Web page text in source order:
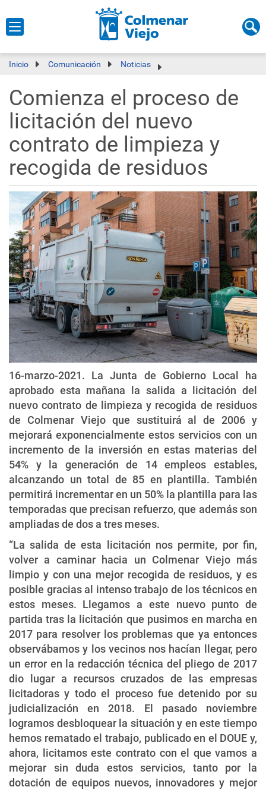
Inicio Comunicación Noticias
Comienza el proceso de
licitación del nuevo
contrato de limpieza y
recogida de residuos
16-marzo-2021. La Junta de Gobierno Local ha
aprobado esta mañana la salida a licitación del
nuevo contrato de limpieza y recogida de residuos
de Colmenar Viejo que sustituirá al de 2006 y
mejorará exponencialmente estos servicios con un
incremento de la inversión en estas materias del
54% y la generación de 14 empleos estables,
alcanzando un total de 85 en plantilla. También
permitirá incrementar en un 50% la plantilla para las
temporadas que precisan refuerzo, que además son
ampliadas de dos a tres meses.
“La salida de esta licitación nos permite, por fin,
volver a caminar hacia un Colmenar Viejo más
limpio y con una mejor recogida de residuos, y es
posible gracias al intenso trabajo de los técnicos en
estos meses. Llegamos a este nuevo punto de
partida tras la licitación que pusimos en marcha en
2017 para resolver los problemas que ya entonces
observábamos y los vecinos nos hacían llegar, pero
un error en la redacción técnica del pliego de 2017
dio lugar a recursos cruzados de las empresas
licitadoras y todo el proceso fue detenido por su
judicialización en 2018. El pasado noviembre
logramos desbloquear la situación y en este tiempo
hemos rematado el trabajo, publicado en el DOUE y,
ahora, licitamos este contrato con el que vamos a
mejorar sin duda estos servicios, tanto por la
dotación de equipos nuevos, innovadores y mejor